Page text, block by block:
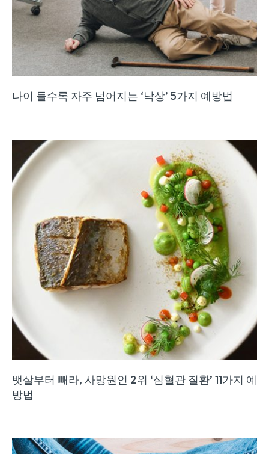
나이 들수록 자주 넘어지는 ‘낙상’ 5가지 예방법
뱃살부터 빼라, 사망원인 2위 ‘심혈관 질환’ 11가지 예
방법